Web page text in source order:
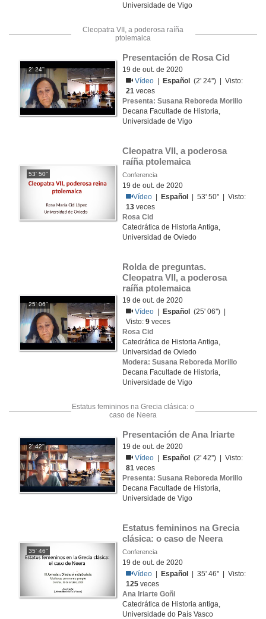
Universidade de Vigo
Cleopatra VII, a poderosa raíña
ptolemaica
2' 24''
Presentación de Rosa Cid
19 de out. de 2020
Vídeo
Español
(2' 24'') | Visto:
21 veces
Presenta: Susana Reboreda Morillo
Decana Facultade de Historia,
Universidade de Vigo
53' 50''
Cleopatra VII, a poderosa
raíña ptolemaica
Conferencia
19 de out. de 2020
Vídeo
Español
| 53' 50'' | Visto:
13 veces
Rosa Cid
Catedrática de Historia Antiga,
Universidad de Oviedo
25' 06''
Rolda de preguntas.
Cleopatra VII, a poderosa
raíña ptolemaica
19 de out. de 2020
Vídeo
Español
(25' 06'') |
Visto:9 veces
Rosa Cid
Catedrática de Historia Antiga,
Universidad de Oviedo
Modera: Susana Reboreda Morillo
Decana Facultade de Historia,
Universidade de Vigo
Estatus femininos na Grecia clásica: o
caso de Neera
2' 42''
Presentación de Ana Iriarte
19 de out. de 2020
Vídeo
Español
(2' 42'') | Visto:
81 veces
Presenta: Susana Reboreda Morillo
Decana Facultade de Historia,
Universidade de Vigo
35' 46''
Estatus femininos na Grecia
clásica: o caso de Neera
Conferencia
19 de out. de 2020
Vídeo
Español
| 35' 46'' | Visto:
125 veces
Ana Iriarte Goñi
Catedrática de Historia antiga,
Universidade do País Vasco